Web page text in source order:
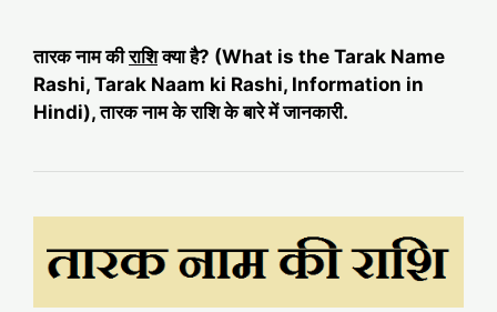
तारक नाम कीराशिक्या है? (What is the Tarak Name
Rashi, Tarak Naam ki Rashi, Information in
Hindi), तारक नाम के राशि के बारे में जानकारी.